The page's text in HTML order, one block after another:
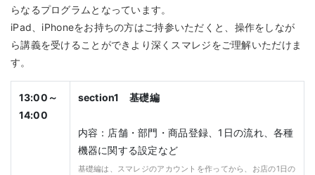
らなるプログラムとなっています。
iPad、iPhoneをお持ちの方はご持参いただくと、操作をしなが
ら講義を受けることができより深くスマレジをご理解いただけま
す。
13:00～
14:00
section1 基礎編
内容：店舗・部門・商品登録、1日の流れ、各種
機器に関する設定など
基礎編は、スマレジのアカウントを作ってから、お店の1日の